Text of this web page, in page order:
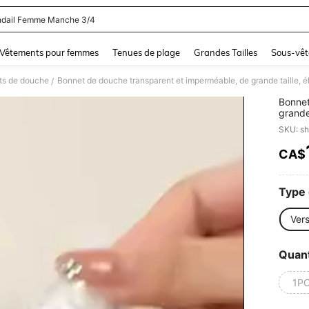
Femme Manche 3/4
Vêtements pour femmes Tenues de plage Grandes Tailles Sous-
de douche /
des
de la
la
SKU:
CA$
Type